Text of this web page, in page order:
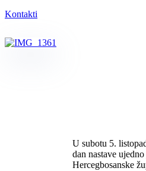
Kontakti
U subotu 5.
dan nastave
Hercegbosanske